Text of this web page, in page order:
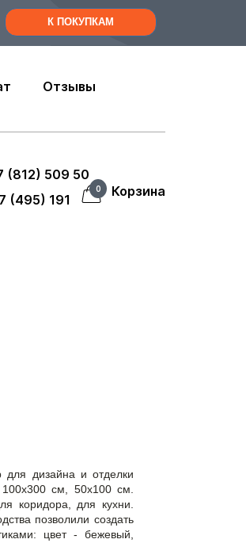
К ПОКУПКАМ
Отзывы
(812) 509 50
(495) 191
0 Корзина
дизайна и отделки
см, 50x100 см.
коридора, для кухни.
позволили создать
цвет - бежевый,